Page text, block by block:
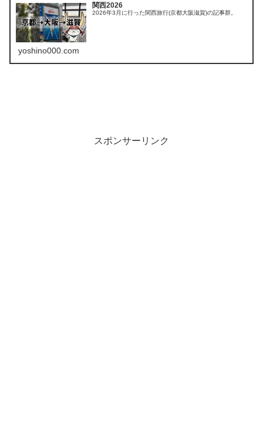
関西2026
2026年3月に行った関西旅行(京都大阪滋賀)の記事群。
yoshino000.com
スポンサーリンク